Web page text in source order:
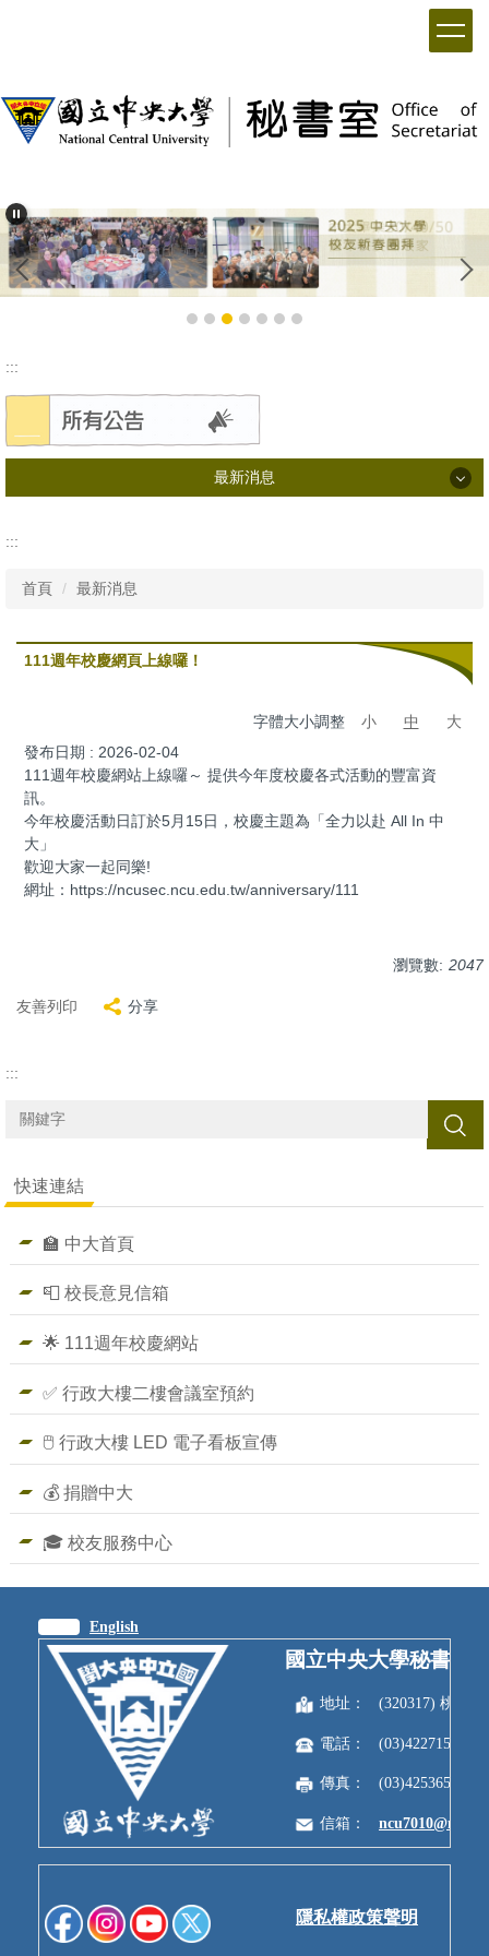
:::
最新消息
:::
首頁 最新消息
111週年校慶網頁上線囉！
字體大小調整 小 中
大
發布日期 : 2026-02-04
111週年校慶網站上線囉～ 提供今年度校慶各式活動的豐富資
訊。
今年校慶活動日訂於5月15日，校慶主題為「全力以赴 All In 中
大」
歡迎大家一起同樂!
網址：https://ncusec.ncu.edu.tw/anniversary/111
瀏覽數: 2047
友善列印 分享
:::
搜尋
快速連結
🏫 中大首頁
📮 校長意見信箱
🌟 111週年校慶網站
✅ 行政大樓二樓會議室預約
🖱️ 行政大樓 LED 電子看板宣傳
💰 捐贈中大
🎓 校友服務中心
English
國立中央大學秘書室
地址： (320317) 桃園
電話： (03)4227151
傳真： (03)4253650
信箱：
隱私權政策聲明